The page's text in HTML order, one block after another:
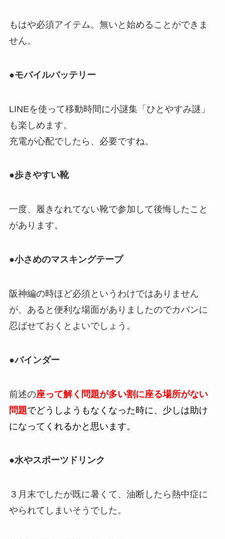
もはや必須アイテム。無いと始めることができま
せん。
●モバイルバッテリー
LINEを使って移動時間に小謎集「ひとやすみ謎」
も楽しめます。
充電が心配でしたら、必要ですね。
●歩きやすい靴
一度、履きなれてない靴で参加して後悔したこと
があります。
●小さめのマスキングテープ
阪神編の時ほど必須というわけではありません
が、あると便利な場面がありましたのでカバンに
忍ばせておくとよいでしょう。
●バインダー
前述の座って解く問題が多い割に座る場所がない
問題でどうしようもなくなった時に、少しは助け
になってくれるかと思います。
●水やスポーツドリンク
３月末でしたが既に暑くて、油断したら熱中症に
やられてしまいそうでした。